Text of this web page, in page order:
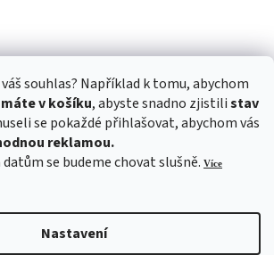
souhlas? Například k tomu, abychom
v košíku, abyste snadno zjistilistav
se pokaždé přihlašovat, abychom vás
reklamou.
se budeme chovat slušně. Více
Nastavení
Vytvořil Shoptet